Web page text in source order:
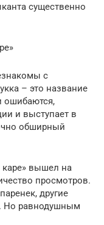
существенно
с
– это название
ошибаются,
и выступает в
обширный
каре» вышел на
просмотров.
другие
Но равнодушным